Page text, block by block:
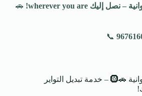
– نصل إليك
🚗
📞
كراج تبديل دينمو الفروانية 🚗🛞 – خدمة تبديل التواير